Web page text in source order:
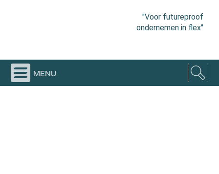
"Voor futureproof
ondernemen in flex"
menu